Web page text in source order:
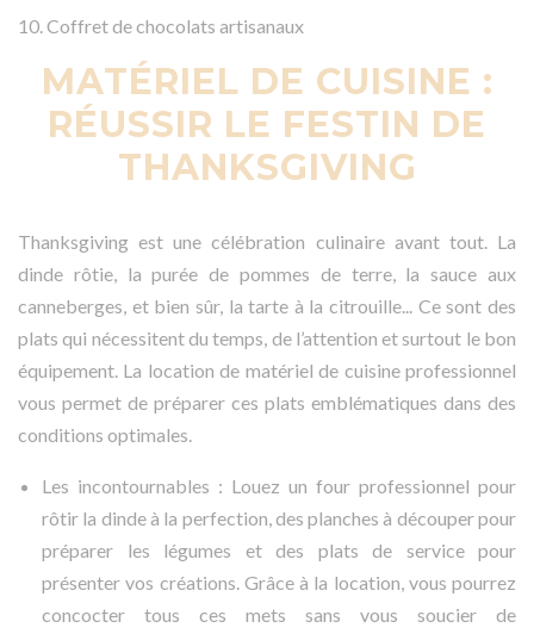
10. Coffret de chocolats artisanaux
MATÉRIEL DE CUISINE :
RÉUSSIR LE FESTIN DE
THANKSGIVING
Thanksgiving est une célébration culinaire avant tout. La
dinde rôtie, la purée de pommes de terre, la sauce aux
canneberges, et bien sûr, la tarte à la citrouille... Ce sont des
plats qui nécessitent du temps, de l’attention et surtout le bon
équipement. La location de matériel de cuisine professionnel
vous permet de préparer ces plats emblématiques dans des
conditions optimales.
Les incontournables : Louez un four professionnel pour
rôtir la dinde à la perfection, des planches à découper pour
préparer les légumes et des plats de service pour
présenter vos créations. Grâce à la location, vous pourrez
concocter tous ces mets sans vous soucier de